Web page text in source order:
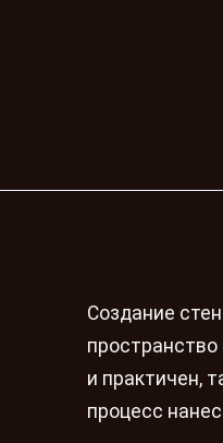
Создание
пространство
и практичен,
процесс